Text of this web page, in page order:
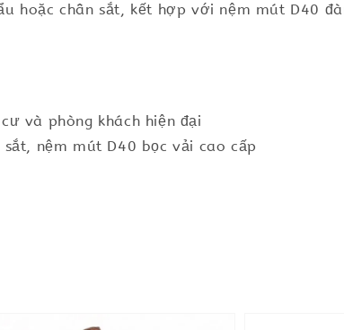
hoặc chân sắt, kết hợp với nệm mút D40
và phòng khách hiện đại
nệm mút D40 bọc vải cao cấp